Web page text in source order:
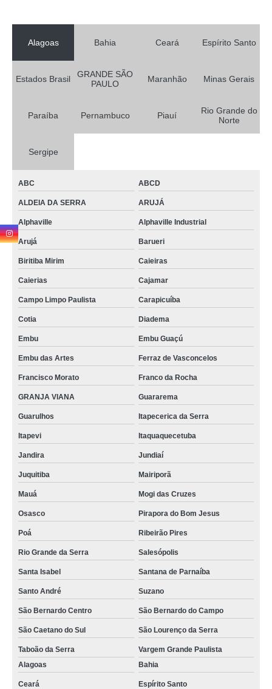
Alagoas Bahia Ceará Espírito Santo
Estados Brasil
GRANDE SÃO
PAULO
Maranhão Minas Gerais
Paraíba Pernambuco Piauí
Rio Grande do
Norte
Sergipe
ABC ABCD
ALDEIA DA SERRA ARUJÁ
Alphaville Alphaville Industrial
Arujá Barueri
Biritiba Mirim Caieiras
Caierias Cajamar
Campo Limpo Paulista Carapicuíba
Cotia Diadema
Embu Embu Guaçú
Embu das Artes Ferraz de Vasconcelos
Francisco Morato Franco da Rocha
GRANJA VIANA Guararema
Guarulhos Itapecerica da Serra
Itapevi Itaquaquecetuba
Jandira Jundiaí
Juquitiba Mairiporã
Mauá Mogi das Cruzes
Osasco Pirapora do Bom Jesus
Poá Ribeirão Pires
Rio Grande da Serra Salesópolis
Santa Isabel Santana de Parnaíba
Santo André Suzano
São Bernardo Centro São Bernardo do Campo
São Caetano do Sul São Lourenço da Serra
Taboão da Serra
Vargem Grande Paulista
Alagoas
Bahia
Ceará Espírito Santo